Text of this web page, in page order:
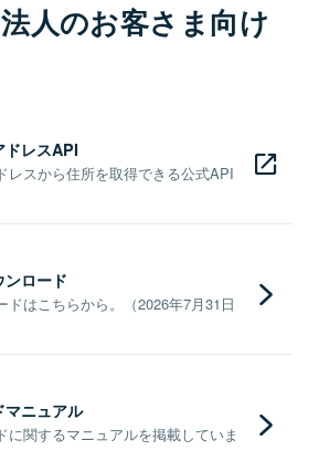
人のお客さま向け
ドレスAPI
レスから住所を取得できる公式API
ロード
ドはこちらから。（2026年7月31日
マニュアル
に関するマニュアルを掲載していま